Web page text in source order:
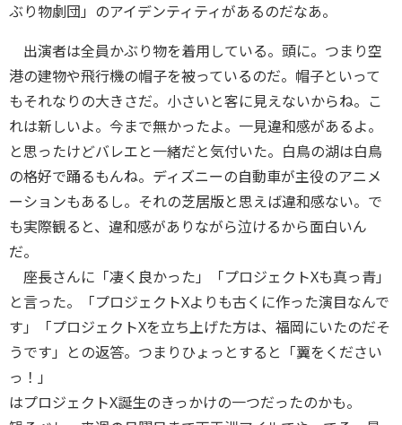
ぶり物劇団」のアイデンティティがあるのだなあ。
出演者は全員かぶり物を着用している。頭に。つまり空
港の建物や飛行機の帽子を被っているのだ。帽子といって
もそれなりの大きさだ。小さいと客に見えないからね。こ
れは新しいよ。今まで無かったよ。一見違和感があるよ。
と思ったけどバレエと一緒だと気付いた。白鳥の湖は白鳥
の格好で踊るもんね。ディズニーの自動車が主役のアニメ
ーションもあるし。それの芝居版と思えば違和感ない。で
も実際観ると、違和感がありながら泣けるから面白いん
だ。
座長さんに「凄く良かった」「プロジェクトXも真っ青」
と言った。「プロジェクトXよりも古くに作った演目なんで
す」「プロジェクトXを立ち上げた方は、福岡にいたのだそ
うです」との返答。つまりひょっとすると「翼をください
っ！」
はプロジェクトX誕生のきっかけの一つだったのかも。